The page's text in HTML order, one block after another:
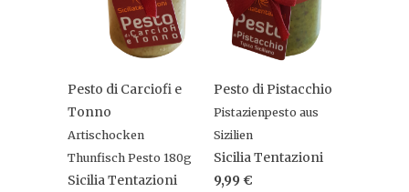
Pesto di Carciofi e
Tonno
Artischocken
Thunfisch Pesto 180g
Sicilia Tentazioni
Pesto di Pistacchio
Pistazienpesto aus
Sizilien
Sicilia Tentazioni
9,99 €